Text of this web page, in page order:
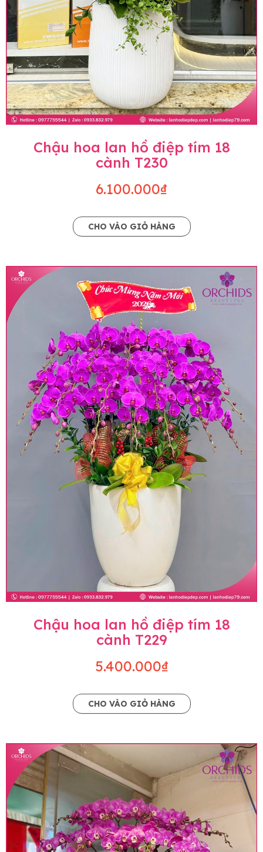
Chậu hoa lan hồ điệp tím 18
cành T230
6.100.000₫
CHO VÀO GIỎ HÀNG
Chậu hoa lan hồ điệp tím 18
cành T229
5.400.000₫
CHO VÀO GIỎ HÀNG